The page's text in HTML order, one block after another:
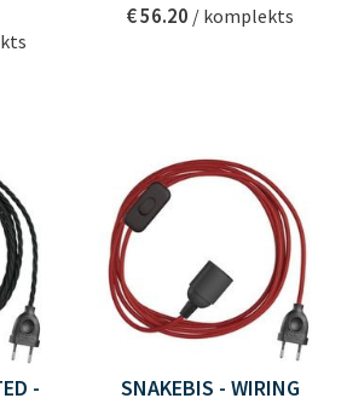
€ 56.20 / komplekts
-
SNAKEBIS - WIRING